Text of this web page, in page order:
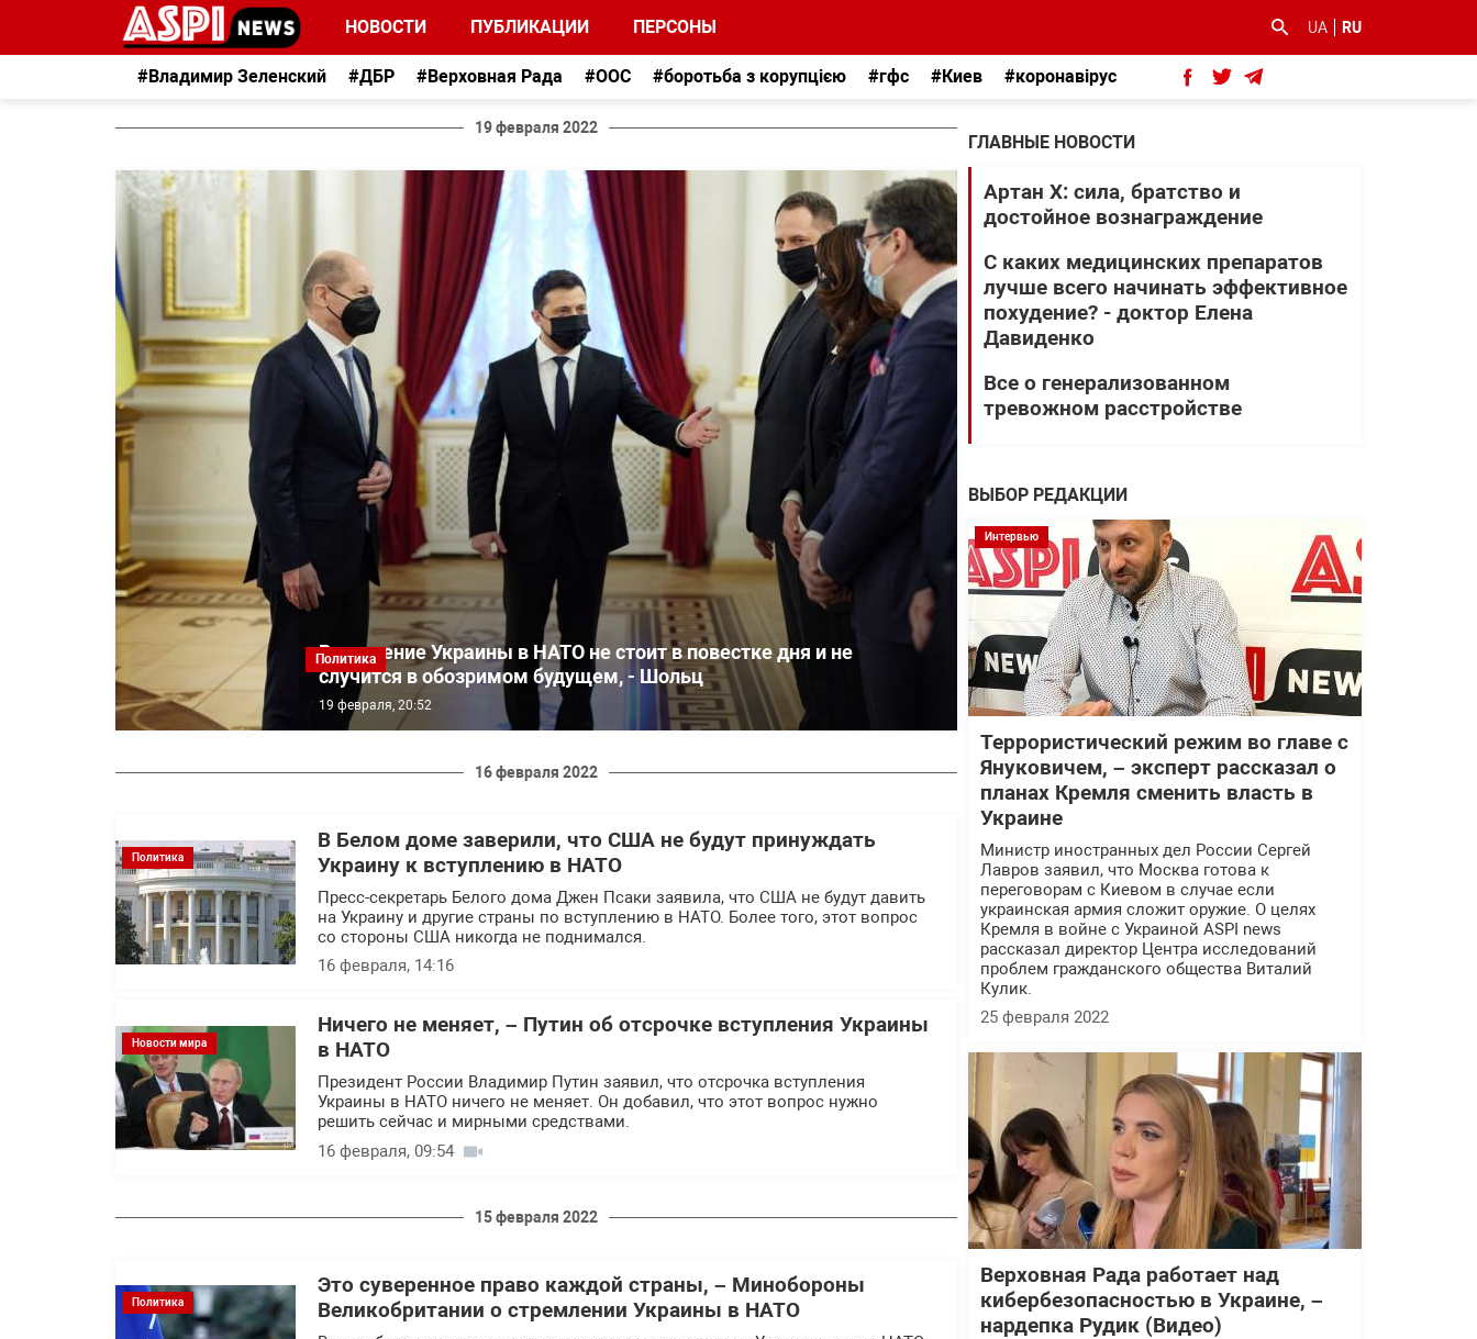
НОВОСТИ ПУБЛИКАЦИИ ПЕРСОНЫ UA RU
#Владимир Зеленский #ДБР #Верховная Рада #ООС #боротьба з корупцією #гфс #Киев #коронавірус
19 февраля 2022
Политика
Вступление Украины в НАТО не стоит в повестке дня и не
случится в обозримом будущем, - Шольц
19 февраля, 20:52
16 февраля 2022
Политика
В Белом доме заверили, что США не будут принуждать
Украину к вступлению в НАТО
Пресс-секретарь Белого дома Джен Псаки заявила, что США не будут давить
на Украину и другие страны по вступлению в НАТО. Более того, этот вопрос
со стороны США никогда не поднимался.
16 февраля, 14:16
Новости мира
Ничего не меняет, – Путин об отсрочке вступления Украины
в НАТО
Президент России Владимир Путин заявил, что отсрочка вступления
Украины в НАТО ничего не меняет. Он добавил, что этот вопрос нужно
решить сейчас и мирными средствами.
16 февраля, 09:54
15 февраля 2022
Политика
Это суверенное право каждой страны, – Минобороны
Великобритании о стремлении Украины в НАТО
ГЛАВНЫЕ НОВОСТИ
Артан Х: сила, братство и
достойное вознаграждение
С каких медицинских препаратов
лучше всего начинать эффективное
похудение? - доктор Елена
Давиденко
Все о генерализованном
тревожном расстройстве
ВЫБОР РЕДАКЦИИ
Интервью
Террористический режим во главе с
Януковичем, – эксперт рассказал о
планах Кремля сменить власть в
Украине
Министр иностранных дел России Сергей
Лавров заявил, что Москва готова к
переговорам с Киевом в случае если
украинская армия сложит оружие. О целях
Кремля в войне с Украиной ASPI news
рассказал директор Центра исследований
проблем гражданского общества Виталий
Кулик.
25 февраля 2022
Верховная Рада работает над
кибербезопасностью в Украине, –
нардепка Рудик (Видео)